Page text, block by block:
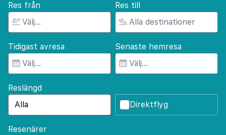
Res från Res till
Tidigast avresa Senaste hemresa
Reslängd
Direktflyg
Resenärer